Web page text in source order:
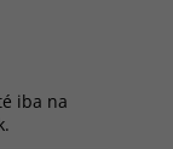
iba na